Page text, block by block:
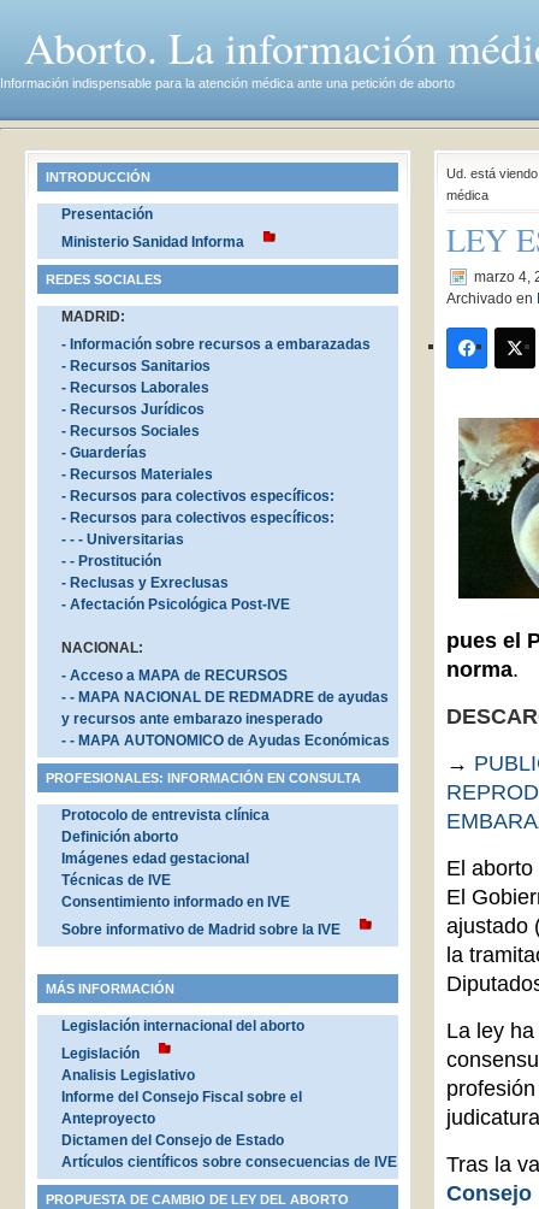
Aborto. La información
Información indispensable para la atención médica ante una petición de aborto
Ud. está
médica
LEY
marzo 4,
Archivado en
pues el
norma.
→
El
El
ajustado
la
La ley
Tras la
Consejo
INTRODUCCIÓN
Presentación
Ministerio Sanidad Informa
REDES SOCIALES
MADRID:
- Información sobre recursos a embarazadas
- Recursos Sanitarios
- Recursos Laborales
- Recursos Jurídicos
- Recursos Sociales
- Guarderías
- Recursos Materiales
- Recursos para colectivos específicos:
- Recursos para colectivos específicos:
- - - Universitarias
- - Prostitución
- Reclusas y Exreclusas
- Afectación Psicológica Post-IVE
NACIONAL:
- Acceso a MAPA de RECURSOS
- - MAPA NACIONAL DE REDMADRE de ayudas
y recursos ante embarazo inesperado
- - MAPA AUTONOMICO de Ayudas Económicas
PROFESIONALES: INFORMACIÓN EN CONSULTA
Protocolo de entrevista clínica
Definición aborto
Imágenes edad gestacional
Técnicas de IVE
Consentimiento informado en IVE
Sobre informativo de Madrid sobre la IVE
MÁS INFORMACIÓN
Legislación internacional del aborto
Legislación
Analisis Legislativo
Informe del Consejo Fiscal sobre el
Anteproyecto
Dictamen del Consejo de Estado
Artículos científicos sobre consecuencias de IVE
PROPUESTA DE CAMBIO DE LEY DEL ABORTO